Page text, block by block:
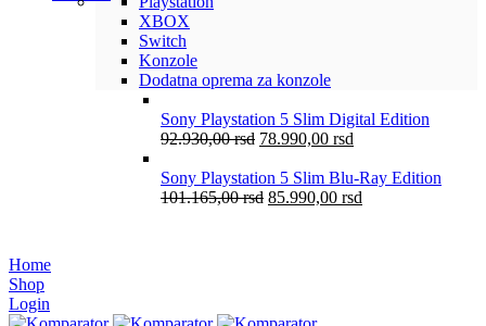
XBOX
Switch
Konzole
Dodatna oprema za konzole
Sony Playstation 5 Slim Digital Edition
92.930,00rsd 78.990,00 rsd
Sony Playstation 5 Slim Blu-Ray Edition
101.165,00rsd 85.990,00 rsd
Home
Shop
Login